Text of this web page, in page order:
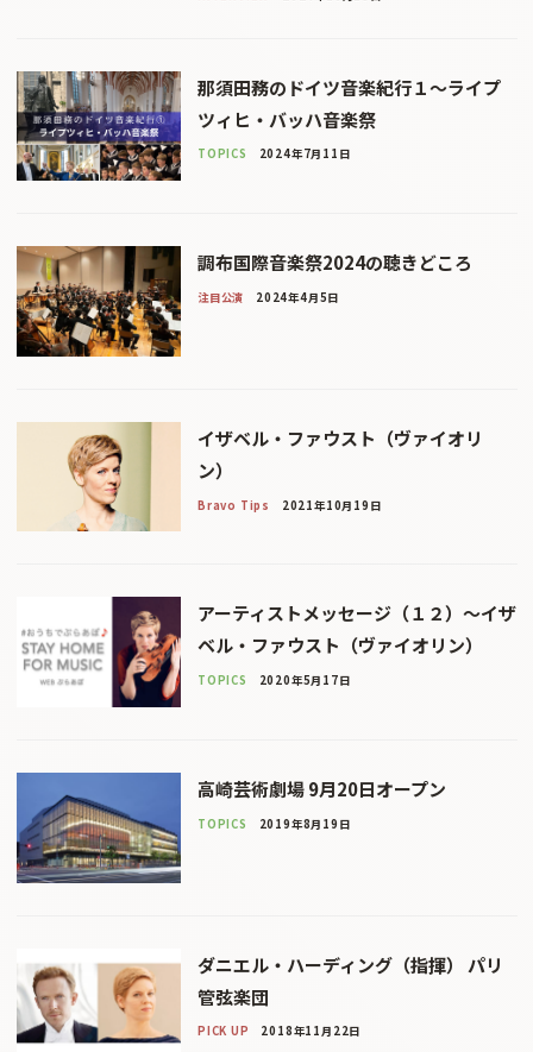
那須田務のドイツ音楽紀行１～ライプ
ツィヒ・バッハ音楽祭
TOPICS 2024年7月11日
調布国際音楽祭2024の聴きどころ
注目公演 2024年4月5日
イザベル・ファウスト（ヴァイオリ
ン）
Bravo Tips 2021年10月19日
アーティストメッセージ（１２）〜イザ
ベル・ファウスト（ヴァイオリン）
TOPICS 2020年5月17日
高崎芸術劇場 9月20日オープン
TOPICS 2019年8月19日
ダニエル・ハーディング（指揮） パリ
管弦楽団
PICK UP 2018年11月22日